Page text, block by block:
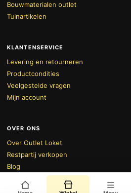
Bouwmaterialen outlet
Tuinartikelen
KLANTENSERVICE
Levering en retourneren
Productcondities
Veelgestelde vragen
Mijn account
OVER ONS
Over Outlet Loket
Restpartij verkopen
Blog
Privacybeleid
BEKIJK WINKELWAGEN